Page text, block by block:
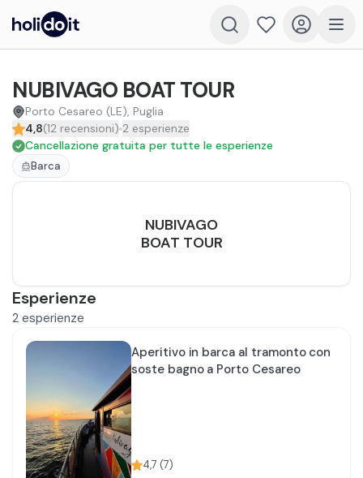
NUBIVAGO BOAT TOUR
Porto Cesareo (LE), Puglia
4,8(12 recensioni) 2 esperienze
Cancellazione gratuita per tutte le esperienze
Barca
Esperienze
2 esperienze
Aperitivo in barca al tramonto con
soste bagno a Porto Cesareo
4,7 (7)
NUBIVAGO
BOAT TOUR